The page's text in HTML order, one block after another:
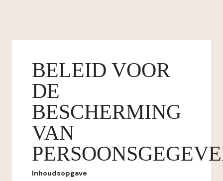
BELEID VOOR
DE
BESCHERMING
VAN
Inhoudsopgave